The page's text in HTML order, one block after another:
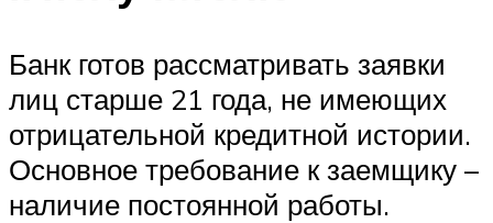
Банк готов рассматривать заявки
лиц старше 21 года, не имеющих
отрицательной кредитной истории.
Основное требование к заемщику –
наличие постоянной работы.